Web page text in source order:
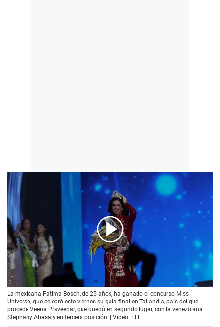
00:00 01:18
La mexicana Fátima Bosch, de 25 años, ha ganado el concurso Miss
Universo, que celebró este viernes su gala final en Tailandia, país del que
procede Veena Praveenar, que quedó en segundo lugar, con la venezolana
Stephany Abasaly en tercera posición. | Video: EFE